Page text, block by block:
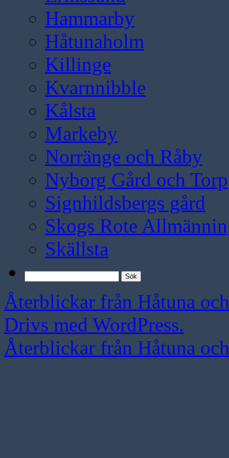
Hammarby
Håtunaholm
Killinge
Kvarnnibble
Kålsta
Markeby
Norränge och Råby
Nyborg Gård och Torp
Signhildsbergs gård
Skogs Rote
Skällsta
efter:
Återblickar från Håtuna
Drivs med WordPress.
Återblickar från Håtuna